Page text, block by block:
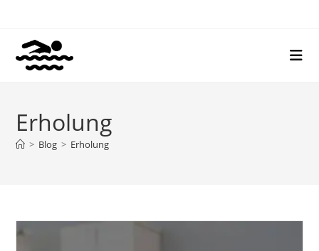
springen
Erholung
> Blog > Erholung